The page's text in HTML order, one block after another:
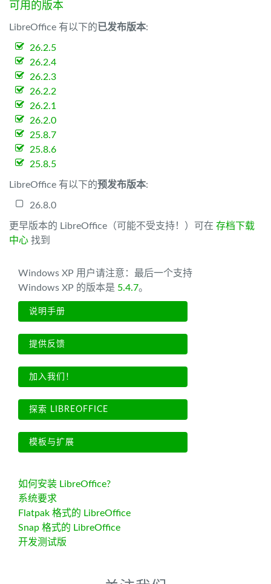
可用的版本
LibreOffice 有以下的已发布版本:
26.2.5
26.2.4
26.2.3
26.2.2
26.2.1
26.2.0
25.8.7
25.8.6
25.8.5
LibreOffice 有以下的预发布版本:
26.8.0
更早版本的 LibreOffice（可能不受支持！）可在 存档下载
中心 找到
Windows XP 用户请注意：最后一个支持
Windows XP 的版本是 5.4.7。
说明手册
提供反馈
加入我们！
探索 LIBREOFFICE
模板与扩展
如何安装 LibreOffice?
系统要求
Flatpak 格式的 LibreOffice
Snap 格式的 LibreOffice
开发测试版